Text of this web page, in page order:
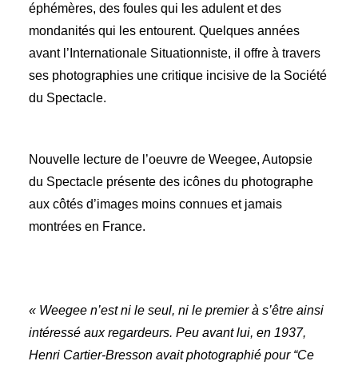
éphémères, des foules qui les adulent et des
mondanités qui les entourent. Quelques années
avant l’Internationale Situationniste, il offre à travers
ses photographies une critique incisive de la Société
du Spectacle.
Nouvelle lecture de l’oeuvre de Weegee, Autopsie
du Spectacle présente des icônes du photographe
aux côtés d’images moins connues et jamais
montrées en France.
« Weegee n’est ni le seul, ni le premier à s’être ainsi
intéressé aux regardeurs. Peu avant lui, en 1937,
Henri Cartier-Bresson avait photographié pour “Ce